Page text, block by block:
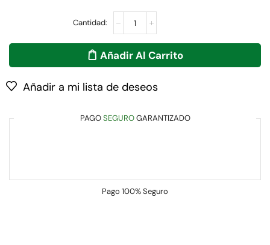
Añadir Al Carrito
Añadir a mi lista de deseos
PAGOSEGUROGARANTIZADO
Pago 100% Seguro